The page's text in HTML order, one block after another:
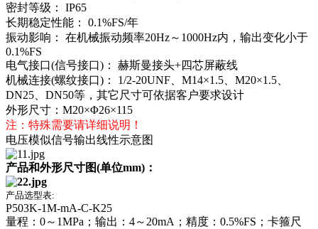
密封等级： IP65
长期稳定性能： 0.1%FS/年
振动影响： 在机械振动频率20Hz～1000Hz内，输出变化小于
0.1%FS
电气接口(信号接口)： 赫斯曼接头+四芯屏蔽线
机械连接(螺纹接口)： 1/2-20UNF、M14×1.5、M20×1.5、
DN25、DN50等，其它尺寸可依据客户要求设计
外形尺寸：M20×Φ26×115
注：特殊需要请详细说明！
电压模似信号输出线性示意图
产品和外形尺寸图(单位mm)：
产品选型表:
P503K-1M-mA-C-K25
量程：0～1MPa；输出：4～20mA；精度：0.5%FS；卡箍尺